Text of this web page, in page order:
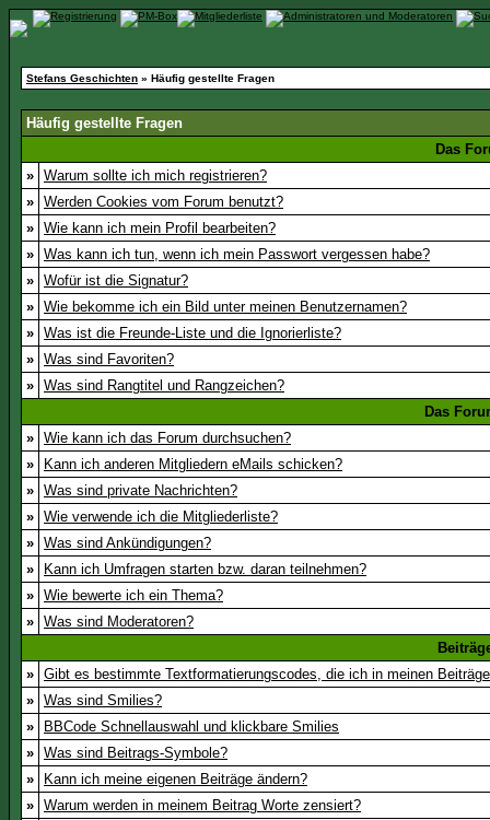
Stefans Geschichten » Häufig gestellte Fragen
Häufig gestellte Fragen
Das
» Warum sollte ich mich registrieren?
» Werden Cookies vom Forum benutzt?
» Wie kann ich mein Profil bearbeiten?
» Was kann ich tun, wenn ich mein Passwort vergessen habe?
» Wofür ist die Signatur?
» Wie bekomme ich ein Bild unter meinen Benutzernamen?
» Was ist die Freunde-Liste und die Ignorierliste?
» Was sind Favoriten?
» Was sind Rangtitel und Rangzeichen?
Das
» Wie kann ich das Forum durchsuchen?
»
Kann ich anderen Mitgliedern eMails schicken?
» Was sind private Nachrichten?
» Wie verwende ich die Mitgliederliste?
» Was sind Ankündigungen?
»
Kann ich Umfragen starten bzw. daran teilnehmen?
» Wie bewerte ich ein Thema?
» Was sind Moderatoren?
» Gibt es bestimmte Textformatierungscodes, die ich in meinen
» Was sind Smilies?
»
BBCode Schnellauswahl und klickbare Smilies
» Was sind Beitrags-Symbole?
»
Kann ich meine eigenen Beiträge ändern?
» Warum werden in meinem Beitrag Worte zensiert?